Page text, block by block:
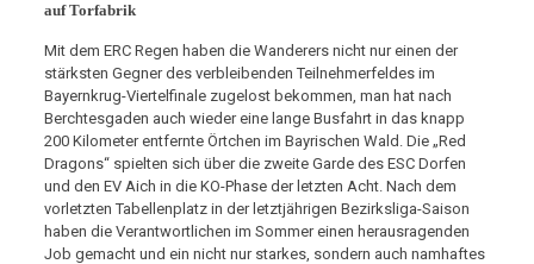
auf Torfabrik
Mit dem ERC Regen haben die Wanderers nicht nur einen der
stärksten Gegner des verbleibenden Teilnehmerfeldes im
Bayernkrug-Viertelfinale zugelost bekommen, man hat nach
Berchtesgaden auch wieder eine lange Busfahrt in das knapp
200 Kilometer entfernte Örtchen im Bayrischen Wald. Die „Red
Dragons“ spielten sich über die zweite Garde des ESC Dorfen
und den EV Aich in die KO-Phase der letzten Acht. Nach dem
vorletzten Tabellenplatz in der letztjährigen Bezirksliga-Saison
haben die Verantwortlichen im Sommer einen herausragenden
Job gemacht und ein nicht nur starkes, sondern auch namhaftes